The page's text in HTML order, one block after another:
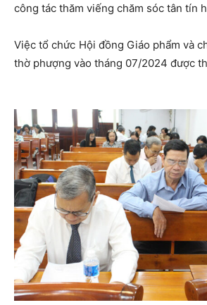
công tác thăm viếng chăm sóc tân tín
Việc tổ chức Hội đồng Giáo phẩm và
thờ phượng vào tháng 07/2024 được